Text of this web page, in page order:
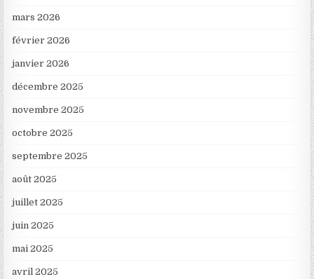
mars 2026
février 2026
janvier 2026
décembre 2025
novembre 2025
octobre 2025
septembre 2025
août 2025
juillet 2025
juin 2025
mai 2025
avril 2025